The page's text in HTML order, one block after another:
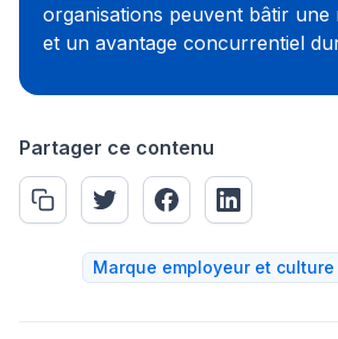
organisations peuvent bâtir une
et un avantage concurrentiel
Partager ce contenu
Marque employeur et